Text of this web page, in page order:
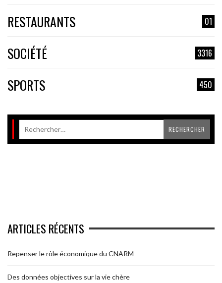
RESTAURANTS 01
SOCIÉTÉ 3316
SPORTS 450
ARTICLES RÉCENTS
Repenser le rôle économique du CNARM
Des données objectives sur la vie chère